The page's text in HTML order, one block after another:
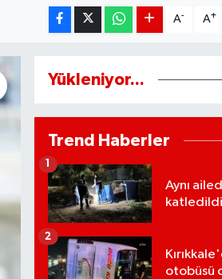
A- A+
Yükleniyor...
Trend Haberler
Aynı
katledildi
1
otobüsü
2